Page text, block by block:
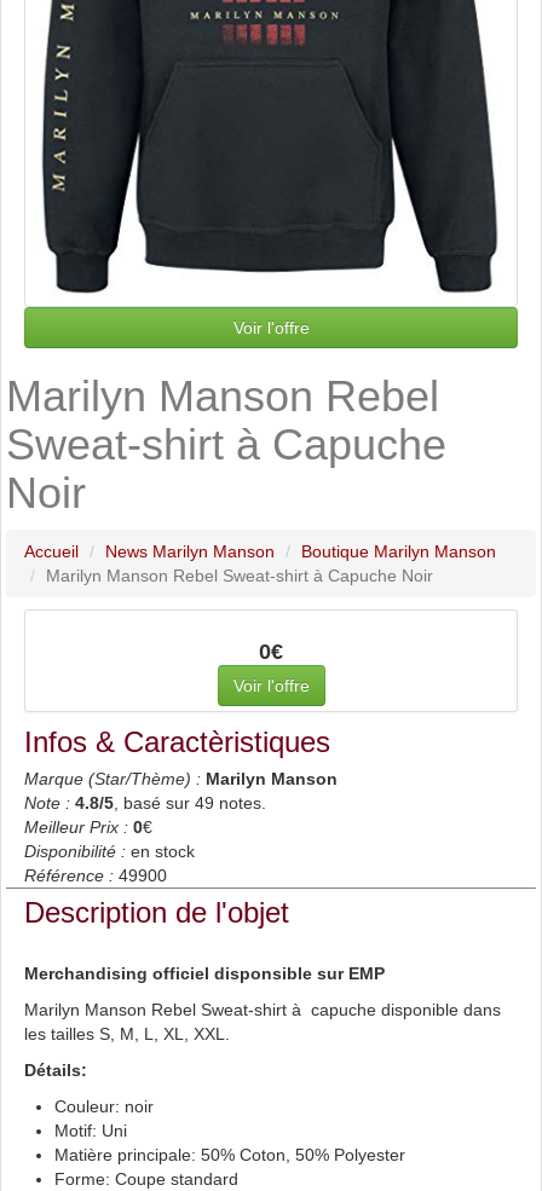
Voir l'offre
Marilyn Manson Rebel
Sweat-shirt à Capuche
Noir
Accueil News Marilyn Manson
Boutique Marilyn Manson
Marilyn Manson Rebel Sweat-shirt à Capuche Noir
0€
Voir l'offre
Infos & Caractèristiques
Marque (Star/Thème) : Marilyn Manson
Note : 4.8/5 , basé sur 49 notes.
Meilleur Prix : 0€
Disponibilité : en stock
Référence : 49900
Description de l'objet
Merchandising officiel disponsible sur EMP
Marilyn Manson Rebel Sweat-shirt à capuche disponible dans
les tailles S, M, L, XL, XXL.
Détails:
Couleur: noir
Motif: Uni
Matière principale: 50% Coton, 50% Polyester
Forme: Coupe standard